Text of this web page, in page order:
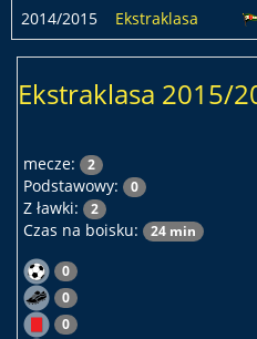
2014/2015
Ekstraklasa
Ekstraklasa 2015/
mecze: 2
Podstawowy: 0
Z ławki: 2
Czas na boisku: 24 min
0
0
0